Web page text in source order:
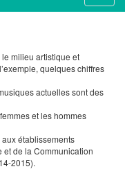
le milieu artistique et
quelques chiffres
actuelles sont des
et les hommes
établissements
de la Communication
2015).